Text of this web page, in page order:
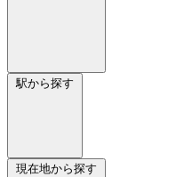
駅から探す
現在地から探す